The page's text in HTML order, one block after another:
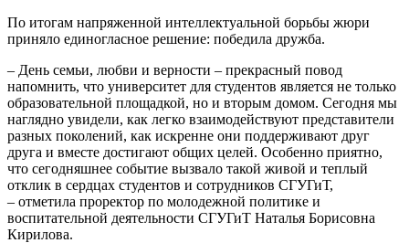
По итогам напряженной интеллектуальной борьбы жюри
приняло единогласное решение: победила дружба.
– День семьи, любви и верности – прекрасный повод
напомнить, что университет для студентов является не только
образовательной площадкой, но и вторым домом. Сегодня мы
наглядно увидели, как легко взаимодействуют представители
разных поколений, как искренне они поддерживают друг
друга и вместе достигают общих целей. Особенно приятно,
что сегодняшнее событие вызвало такой живой и теплый
отклик в сердцах студентов и сотрудников СГУГиТ,
– отметила проректор по молодежной политике и
воспитательной деятельности СГУГиТ Наталья Борисовна
Кирилова.